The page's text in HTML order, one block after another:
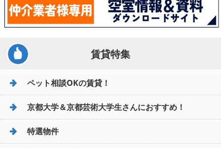
賃貸特集
ペット相談OKの賃貸！
京都大学＆京都芸術大学生さんにおすすめ！
特選物件